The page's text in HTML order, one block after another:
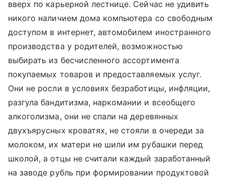
вверх по карьерной лестнице. Сейчас не удивить
никого наличием дома компьютера со свободным
доступом в интернет, автомобилем иностранного
производства у родителей, возможностью
выбирать из бесчисленного ассортимента
покупаемых товаров и предоставляемых услуг.
Они не росли в условиях безработицы, инфляции,
разгула бандитизма, наркомании и всеобщего
алкоголизма, они не спали на деревянных
двухъярусных кроватях, не стояли в очереди за
молоком, их матери не шили им рубашки перед
школой, а отцы не считали каждый заработанный
на заводе рубль при формировании продуктовой